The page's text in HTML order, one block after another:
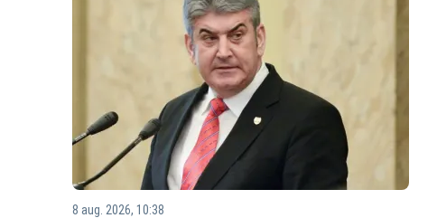
8 aug. 2026, 10:38